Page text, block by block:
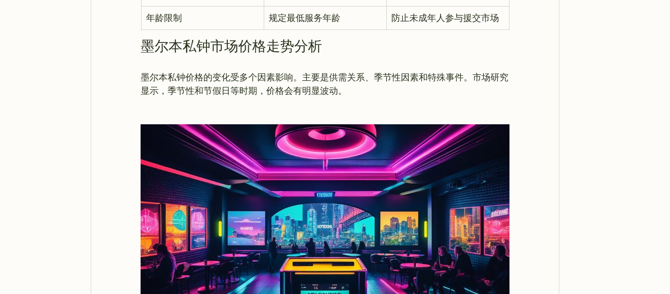
年龄限制 规定最低服务年龄 防止未成年人参与援交市场
墨尔本私钟市场价格走势分析
墨尔本私钟价格的变化受多个因素影响。主要是供需关系、季节性因素和特殊事件。市场研究
显示，季节性和节假日等时期，价格会有明显波动。